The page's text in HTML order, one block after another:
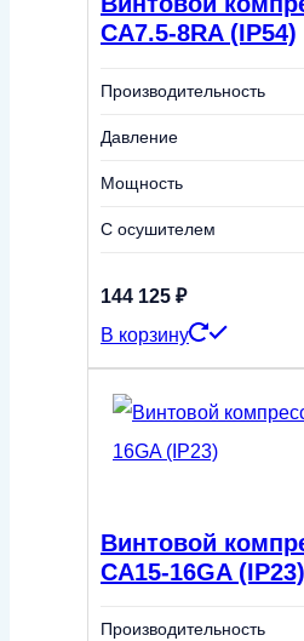
CA7.5-8RA (IP54)
Производительность
Давление
Мощность
С осушителем
144 125 ₽
В корзину
Винтовой
CA15-16GA (IP23)
Производительность